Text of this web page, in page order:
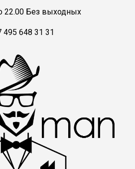
22.00 Без выходных
495 648 31 31